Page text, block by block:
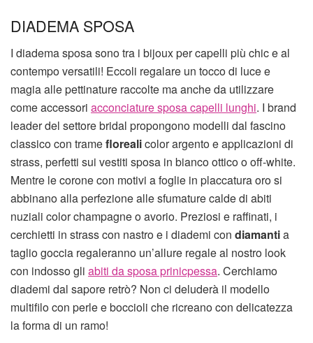
DIADEMA SPOSA
I diadema sposa sono tra i bijoux per capelli più chic e al
contempo versatili! Eccoli regalare un tocco di luce e
magia alle pettinature raccolte ma anche da utilizzare
come accessori acconciature sposa capelli lunghi. I brand
leader del settore bridal propongono modelli dal fascino
classico con trameflorealicolor argento e applicazioni di
strass, perfetti sui vestiti sposa in bianco ottico o off-white.
Mentre le corone con motivi a foglie in placcatura oro si
abbinano alla perfezione alle sfumature calde di abiti
nuziali color champagne o avorio. Preziosi e raffinati, i
cerchietti in strass con nastro e i diademi con diamantia
taglio goccia regaleranno un’allure regale al nostro look
con indosso gli abiti da sposa prinicpessa. Cerchiamo
diademi dal sapore retrò? Non ci deluderà il modello
multifilo con perle e boccioli che ricreano con delicatezza
la forma di un ramo!